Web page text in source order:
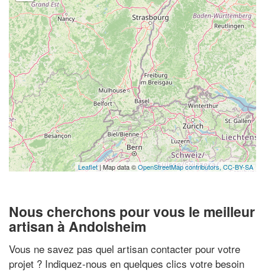
Leaflet| Map data ©OpenStreetMap contributors, CC-BY-SA
Nous cherchons pour vous le meilleur
artisan à Andolsheim
Vous ne savez pas quel artisan contacter pour votre
projet ? Indiquez-nous en quelques clics votre besoin